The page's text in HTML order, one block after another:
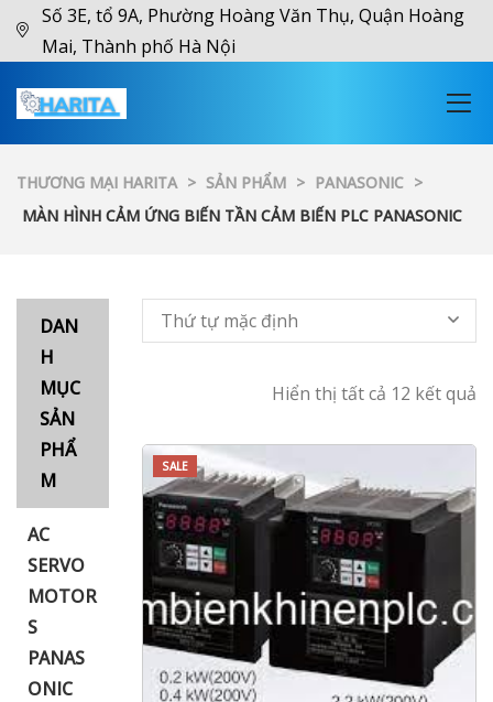
Số 3E, tổ 9A, Phường Hoàng Văn Thụ, Quận Hoàng
Mai, Thành phố Hà Nội
THƯƠNG MẠI HARITA > SẢN PHẨM > PANASONIC >
MÀN HÌNH CẢM ỨNG BIẾN TẦN CẢM BIẾN PLC PANASONIC
DAN
H
MỤC
SẢN
PHẨ
M
AC
SERVO
MOTOR
S
PANAS
ONIC
Hiển thị tất cả 12 kết quả
Thứ tự mặc định
SALE
XNK